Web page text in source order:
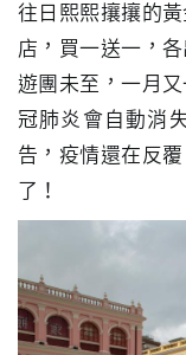
熱
門
圖
媽
往日熙熙攘攘的
店，買一送一，
遊團未至，一月
冠肺炎會自動消
告，疫情還在反
了！